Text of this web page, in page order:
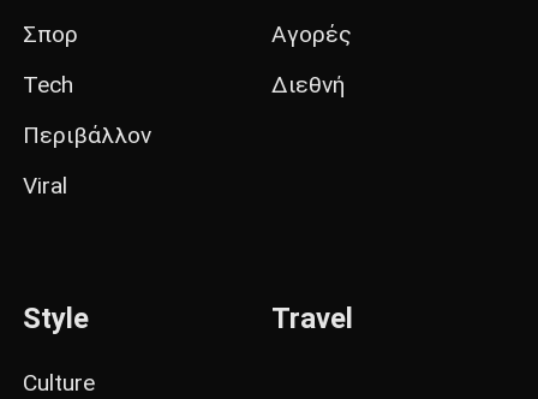
Σπορ
Tech
Περιβάλλον
Viral
Αγορές
Διεθνή
Style
Culture
Travel